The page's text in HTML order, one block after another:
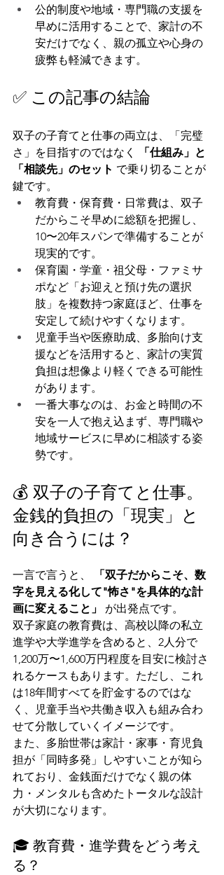
公的制度や地域・専門職の支援を
早めに活用することで、家計の不
安だけでなく、親の孤立や心身の
疲弊も軽減できます。
✅ この記事の結論
双子の子育てと仕事の両立は、「完璧
さ」を目指すのではなく
「仕組み」と
「相談先」のセット で乗り切ることが
鍵です。
教育費・保育費・日常費は、双子
だからこそ早めに総額を把握し、
10〜20年スパンで準備することが
現実的です。
保育園・学童・祖父母・ファミサ
ポなど「お迎えと預け先の選択
肢」を複数持つ家庭ほど、仕事を
安定して続けやすくなります。
児童手当や医療助成、多胎向け支
援などを活用すると、家計の実質
負担は想像より軽くできる可能性
があります。
一番大事なのは、お金と時間の不
安を一人で抱え込まず、専門職や
地域サービスに早めに相談する姿
勢です。
💰 双子の子育てと仕事。
金銭的負担の「現実」と
向き合うには？
一言で言うと、
「双子だからこそ、数
字を見える化して"怖さ"を具体的な計
画に変えること」
が出発点です。
双子家庭の教育費は、高校以降の私立
進学や大学進学を含めると、2人分で
1,200万〜1,600万円程度を目安に検討さ
れるケースもあります。ただし、これ
は18年間すべてを貯金するのではな
く、児童手当や共働き収入も組み合わ
せて分散していくイメージです。
また、多胎世帯は家計・家事・育児負
担が「同時多発」しやすいことが知ら
れており、金銭面だけでなく親の体
力・メンタルも含めたトータルな設計
が大切になります。
🎓 教育費・進学費をどう考え
る？